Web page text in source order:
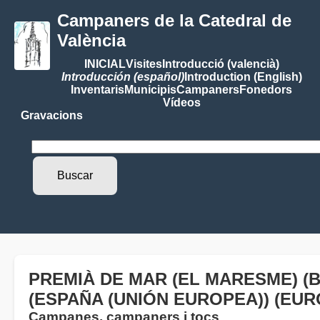
Campaners de la Catedral de
València
INICIALVisitesIntroducció (valencià)
Introducción (español)Introduction (English)
InventarisMunicipisCampanersFonedors
Vídeos
Gravacions
PREMIÀ DE MAR (EL MARESME)
(ESPAÑA (UNIÓN EUROPEA))
Campanes, campaners i tocs